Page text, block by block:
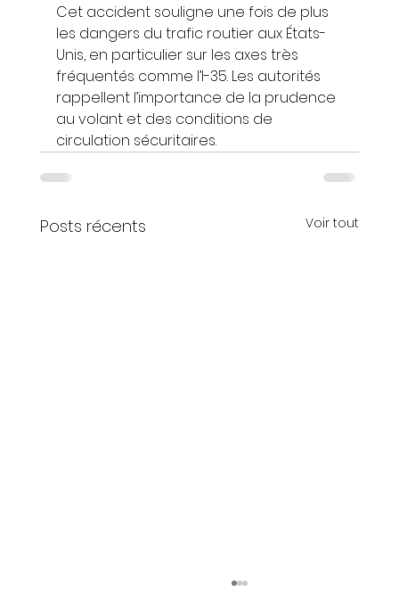
Cet accident souligne une fois de plus
les dangers du trafic routier aux États-
Unis, en particulier sur les axes très
fréquentés comme l’I-35. Les autorités
rappellent l’importance de la prudence
au volant et des conditions de
circulation sécuritaires.
Posts récents Voir tout